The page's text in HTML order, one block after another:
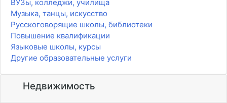
ВУЗы, колледжи, училища
Музыка, танцы, искусство
Русскоговорящие школы, библиотеки
Повышение квалификации
Языковые школы, курсы
Другие образовательные услуги
Недвижимость